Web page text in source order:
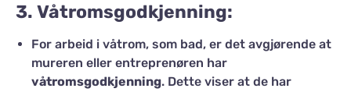
3. Våtromsgodkjenning:
For arbeid i våtrom, som bad, er det avgjørende at
mureren eller entreprenøren har
våtromsgodkjenning. Dette viser at de har